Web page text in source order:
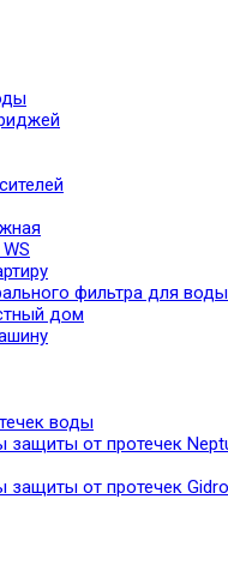
фильтра для воды
дом
воды
защиты от протечек
защиты от протечек